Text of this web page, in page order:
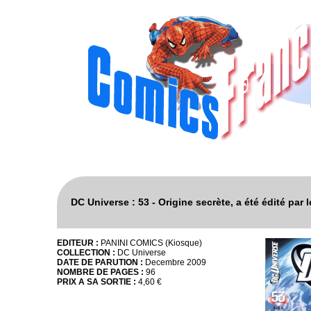
DC Universe : 53 - Origine secrète, a été édité par
EDITEUR : PANINI COMICS (Kiosque)
COLLECTION : DC Universe
DATE DE PARUTION : Decembre 2009
NOMBRE DE PAGES : 96
PRIX A SA SORTIE : 4,60 €